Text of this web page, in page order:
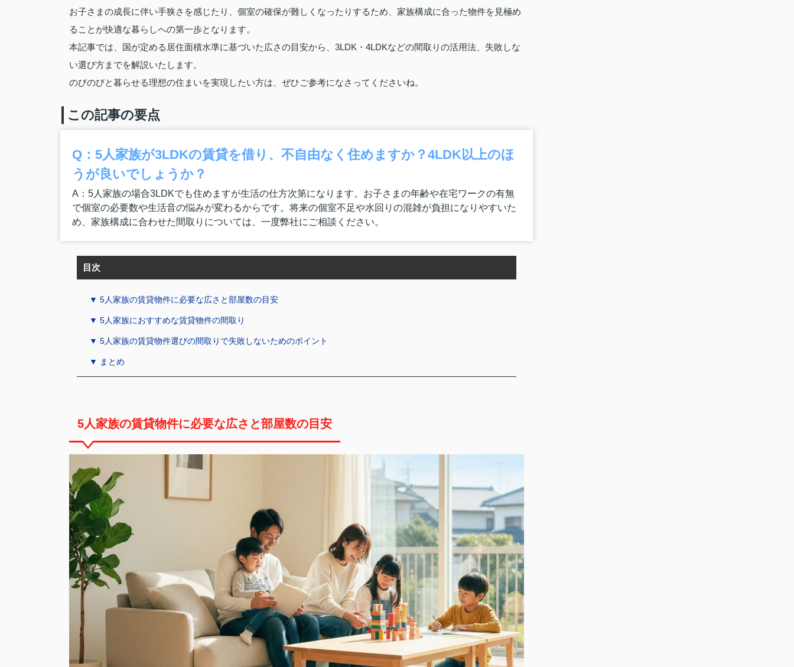
お子さまの成長に伴い手狭さを感じたり、個室の確保が難しくなったりするため、家族構成に合った物件を見極め
ることが快適な暮らしへの第一歩となります。
本記事では、国が定める居住面積水準に基づいた広さの目安から、3LDK・4LDKなどの間取りの活用法、失敗しな
い選び方までを解説いたします。
のびのびと暮らせる理想の住まいを実現したい方は、ぜひご参考になさってくださいね。
この記事の要点
Q：5人家族が3LDKの賃貸を借り、不自由なく住めますか？4LDK以上のほ
うが良いでしょうか？
A：5人家族の場合3LDKでも住めますが生活の仕方次第になります。お子さまの年齢や在宅ワークの有無
で個室の必要数や生活音の悩みが変わるからです。将来の個室不足や水回りの混雑が負担になりやすいた
め、家族構成に合わせた間取りについては、一度弊社にご相談ください。
目次
▼ 5人家族の賃貸物件に必要な広さと部屋数の目安
▼ 5人家族におすすめな賃貸物件の間取り
▼ 5人家族の賃貸物件選びの間取りで失敗しないためのポイント
▼ まとめ
5人家族の賃貸物件に必要な広さと部屋数の目安